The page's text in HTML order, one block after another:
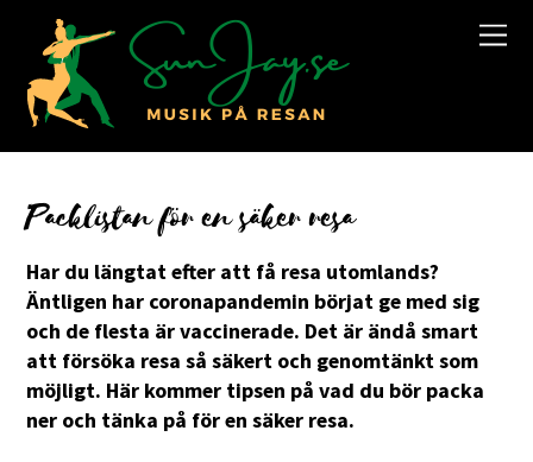
Packlistan för en säker resa
Har du längtat efter att få resa utomlands?
Äntligen har coronapandemin börjat ge med sig
och de flesta är vaccinerade. Det är ändå smart
att försöka resa så säkert och genomtänkt som
möjligt. Här kommer tipsen på vad du bör packa
ner och tänka på för en säker resa.